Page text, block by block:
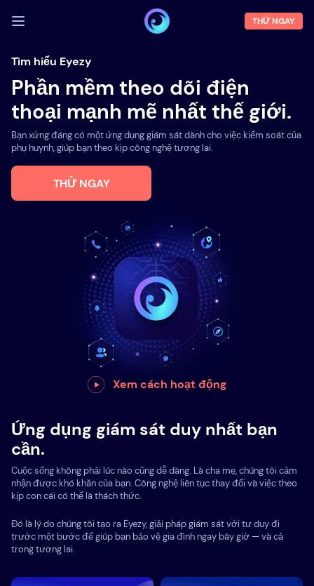
ĐĂNG NHẬP
Demo
Tính năng
Về chúng tôi
Blog
THỬ NGAY
Tìm hiểu Eyezy
Phần mềm theo dõi điện
thoại mạnh mẽ nhất thế giới.
Bạn xứng đáng có một ứng dụng giám sát dành cho việc kiểm soát của
phụ huynh, giúp bạn theo kịp công nghệ tương lai.
THỬ NGAY
Xem cách hoạt động
Ứng dụng giám sát duy nhất bạn
cần.
Cuộc sống không phải lúc nào cũng dễ dàng. Là cha mẹ, chúng tôi cảm
nhận được khó khăn của bạn. Công nghệ liên tục thay đổi và việc theo
kịp con cái có thể là thách thức.
Đó là lý do chúng tôi tạo ra Eyezy, giải pháp giám sát với tư duy đi
trước một bước để giúp bạn bảo vệ gia đình ngay bây giờ — và cả
trong tương lai.